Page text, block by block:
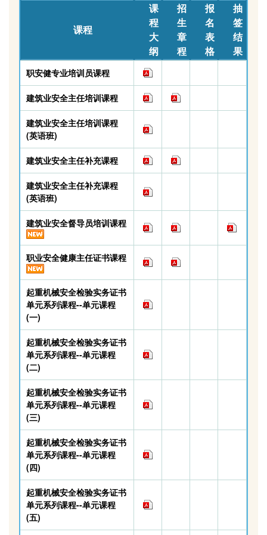
课程
课
程
大
纲
招
生
章
程
报
名
表
格
抽
签
结
果
职安健专业培训员课程
建筑业安全主任培训课程
建筑业安全主任培训课程
(英语班)
建筑业安全主任补充课程
建筑业安全主任补充课程
(英语班)
建筑业安全督导员培训课程
职业安全健康主任证书课程
起重机械安全检验实务证书
单元系列课程--单元课程
(一)
起重机械安全检验实务证书
单元系列课程--单元课程
(二)
起重机械安全检验实务证书
单元系列课程--单元课程
(三)
起重机械安全检验实务证书
单元系列课程--单元课程
(四)
起重机械安全检验实务证书
单元系列课程--单元课程
(五)